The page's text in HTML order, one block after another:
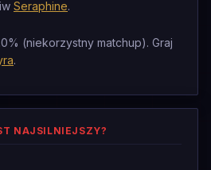
Seraphine.
(niekorzystny matchup). Graj
.
NAJSILNIEJSZY?